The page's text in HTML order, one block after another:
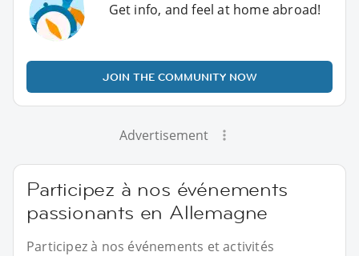
Get info, and feel at home abroad!
JOIN THE COMMUNITY NOW
Advertisement
Participez à nos événements
passionants en Allemagne
Participez à nos événements et activités